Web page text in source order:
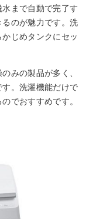
まで自動で完了す
のが魅力です。洗
じめタンクにセッ
みの製品が多く、
。洗濯機能だけで
でおすすめです。